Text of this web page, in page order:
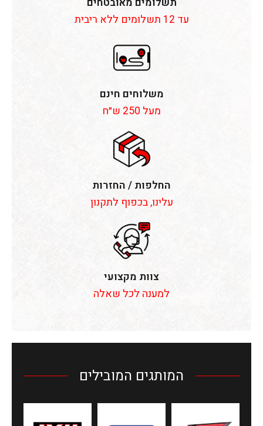
עד 12 תשלומים ללא ריבית
משלוחים חינם
מעל 250 ש״ח
החלפות / החזרות
עלינו, בכפוף לתקנון
צוות מקצועי
למענה לכל שאלה
המותגים המובילים